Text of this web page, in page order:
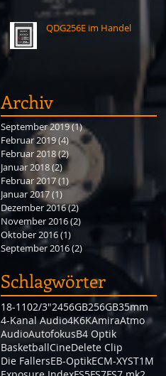
QDG256E im Handel
Archiv
September 2019(1)1 Beitrag
Februar 2019(4)4 Beiträge
Februar 2018(2)2 Beiträge
Januar 2018(2)2 Beiträge
Februar 2017(1)1 Beitrag
Januar 2017(1) 1 Beitrag
Dezember 2016(2)2 Beiträge
November 2016(2)
Oktober 2016(1)
September 2016(2) 2 Beiträge
Schlagwörter
18-1102/3"2456GB256GB35mm
4-Kanal Audio4K6KAmiraAtmo
AudioAutofokusB4 Optik
BasketballCineDelete Clip
Die FallersEB-OptikECM-XYST1M